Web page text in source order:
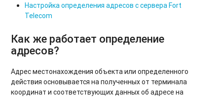
Настройка определения адресов с сервера Fort
Telecom
Как же работает определение
адресов?
Адрес местонахождения объекта или определенного
действия основывается на полученных от терминала
координат и соответствующих данных об адресе на